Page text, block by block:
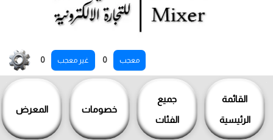
معجب 0 غير معجب 0
القائمة
الرئيسية
جميع
الفئات
خصومات المعرض
المحتوى